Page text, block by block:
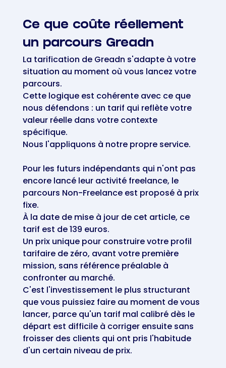
Ce que coûte réellement
un parcours Greadn
La tarification de Greadn s'adapte à votre
situation au moment où vous lancez votre
parcours.
Cette logique est cohérente avec ce que
nous défendons : un tarif qui reflète votre
valeur réelle dans votre contexte
spécifique.
Nous l'appliquons à notre propre service.
Pour les futurs indépendants qui n'ont pas
encore lancé leur activité freelance, le
parcours Non-Freelance est proposé à prix
fixe.
À la date de mise à jour de cet article, ce
tarif est de 139 euros.
Un prix unique pour construire votre profil
tarifaire de zéro, avant votre première
mission, sans référence préalable à
confronter au marché.
C'est l'investissement le plus structurant
que vous puissiez faire au moment de vous
lancer, parce qu'un tarif mal calibré dès le
départ est difficile à corriger ensuite sans
froisser des clients qui ont pris l'habitude
d'un certain niveau de prix.